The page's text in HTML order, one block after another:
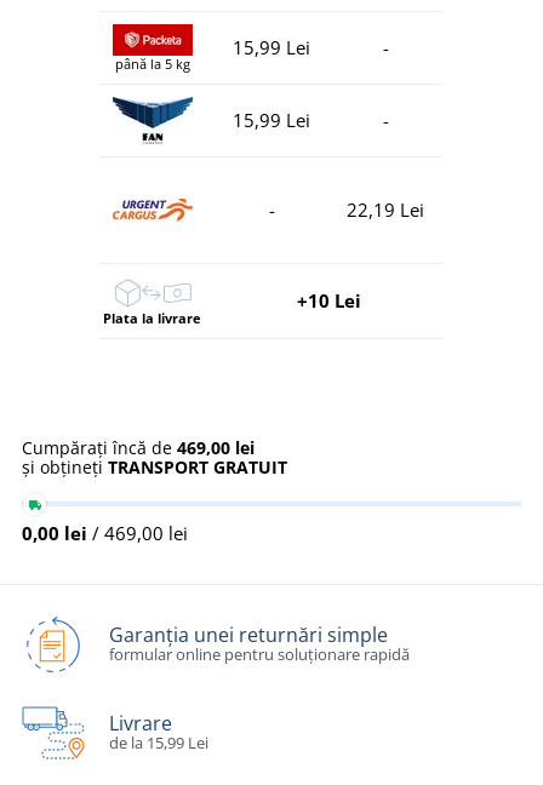
până la 5 kg
15,99 Lei -
15,99 Lei -
- 22,19 Lei
Plata la livrare
+10 Lei
Cumpărați încă de 469,00 lei
și obțineți TRANSPORT GRATUIT
0,00 lei / 469,00 lei
Garanția unei returnări simple
formular online pentru soluționare rapidă
Livrare
de la 15,99 Lei